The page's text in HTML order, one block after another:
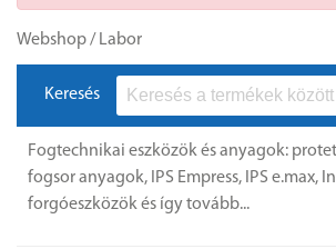
Webshop/ Labor
Keresés
Fogtechnikai eszközök és anyagok:
fogsor anyagok, IPS Empress, IPS e.max,
forgóeszközök és így tovább...